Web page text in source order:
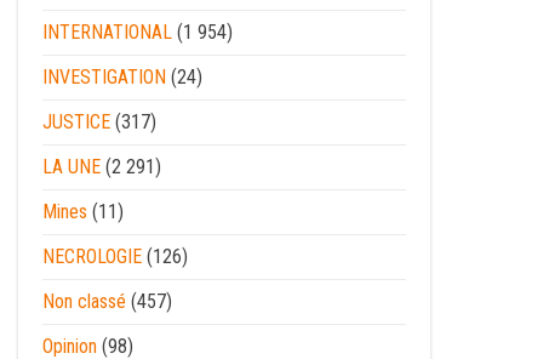
INTERNATIONAL (1 954)
INVESTIGATION (24)
JUSTICE (317)
LA UNE (2 291)
Mines (11)
NECROLOGIE (126)
Non classé (457)
Opinion (98)